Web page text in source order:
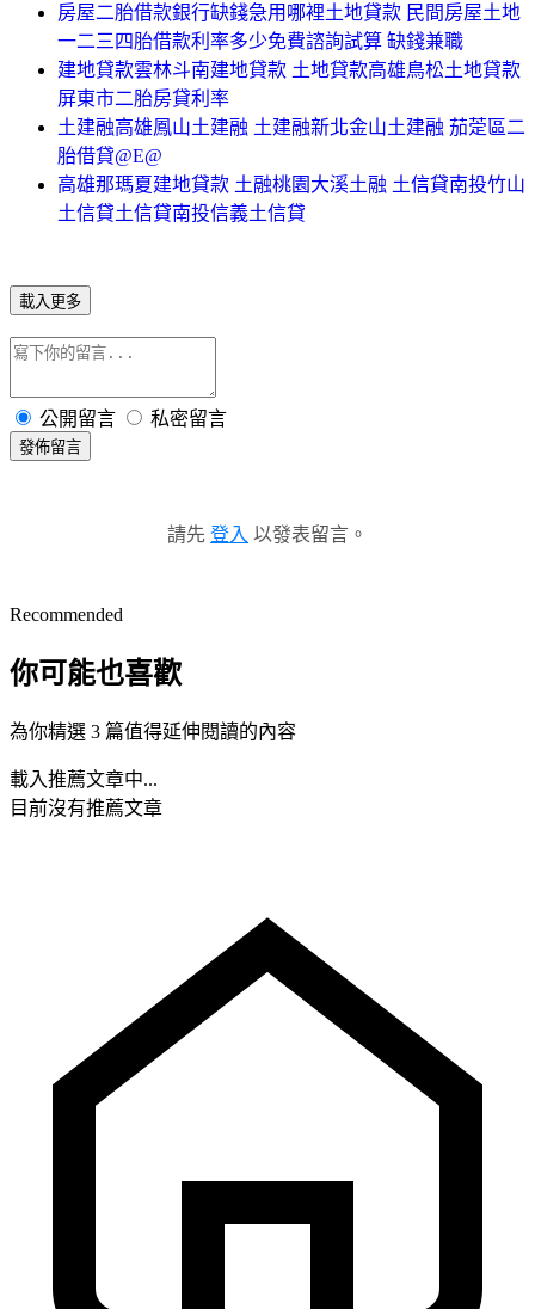
房屋二胎借款銀行缺錢急用哪裡土地貸款 民間房屋土地
一二三四胎借款利率多少免費諮詢試算 缺錢兼職
建地貸款雲林斗南建地貸款 土地貸款高雄鳥松土地貸款
屏東市二胎房貸利率
土建融高雄鳳山土建融 土建融新北金山土建融 茄萣區二
胎借貸@E@
高雄那瑪夏建地貸款 土融桃園大溪土融 土信貸南投竹山
土信貸土信貸南投信義土信貸
載入更多
公開留言 私密留言
發佈留言
請先 登入 以發表留言。
Recommended
你可能也喜歡
為你精選 3 篇值得延伸閱讀的內容
載入推薦文章中...
目前沒有推薦文章